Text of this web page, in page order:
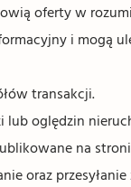
oferty w
i mogą
transakcji.
oględzin
na
oraz